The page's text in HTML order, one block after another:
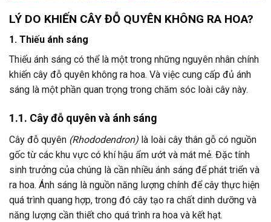
LÝ DO KHIẾN CÂY ĐỖ QUYÊN KHÔNG RA HOA?
1. Thiếu ánh sáng
Thiếu ánh sáng có thể là một trong những nguyên nhân chính
khiến cây đỗ quyên không ra hoa. Và việc cung cấp đủ ánh
sáng là một phần quan trọng trong chăm sóc loài cây này.
1.1. Cây đỗ quyên và ánh sáng
Cây đỗ quyên (Rhododendron) là loài cây thân gỗ có nguồn
gốc từ các khu vực có khí hậu ẩm ướt và mát mẻ. Đặc tính
sinh trưởng của chúng là cần nhiều ánh sáng để phát triển và
ra hoa. Ánh sáng là nguồn năng lượng chính để cây thực hiện
quá trình quang hợp, trong đó cây tạo ra chất dinh dưỡng và
năng lượng cần thiết cho quá trình ra hoa và kết hạt.